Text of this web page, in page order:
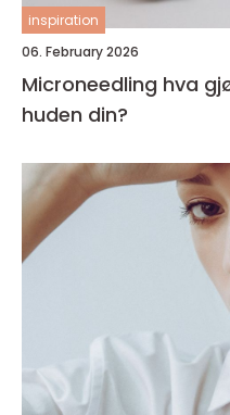
inspiration
06. February 2026
Microneedling hva gjør behandlingen med
huden din?